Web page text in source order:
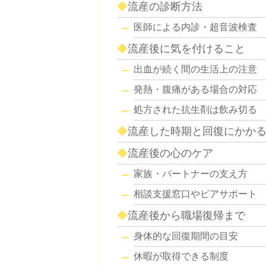
流産の診断方法
医師による内診・超音波検査
流産後に気を付けること
出血が続く間の生活上の注意
発熱・腹痛がある場合の対応
処方された抗生剤は飲み切る
流産した時期と回復にかか
流産後の心のケア
家族・パートナーの支え方
相談支援窓口やピアサポート
流産後から職場復帰まで
身体的な回復期間の目安
休暇が取得できる制度